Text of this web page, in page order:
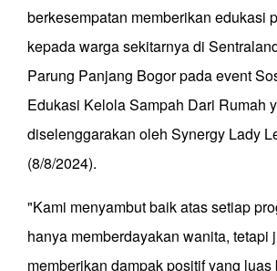
berkesempatan memberikan edukasi
kepada warga sekitarnya di
Parung Panjang Bogor pada event
Edukasi Kelola Sampah Dari Rumah
diselenggarakan oleh Synergy Lady
(8/8/2024).
"Kami menyambut baik atas setiap
hanya memberdayakan wanita, tetapi
memberikan dampak positif yang luas